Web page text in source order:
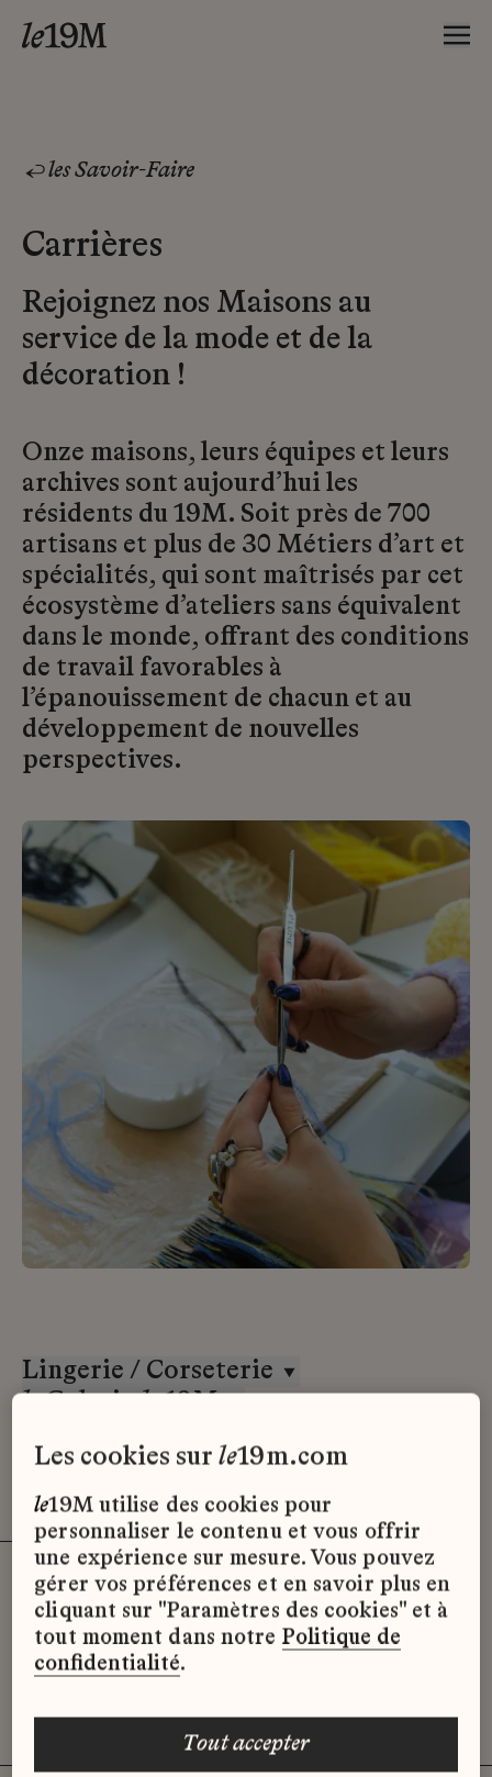
les Savoir-Faire
Carrières
Rejoignez nos Maisons au
service de la mode et de la
décoration !
Onze maisons, leurs équipes et leurs
archives sont aujourd’hui les
résidents du 19M. Soit près de 700
artisans et plus de 30 Métiers d’art et
spécialités, qui sont maîtrisés par cet
écosystème d’ateliers sans équivalent
dans le monde, offrant des conditions
de travail favorables à
l’épanouissement de chacun et au
développement de nouvelles
perspectives.
Lingerie / Corseterie
laGaleriedu19M
Désolé, il semble qu’il n’y ait pas
d’offres d’emploi disponibles pour le
moment.
les cookies surle19m.com
le19M utilise des cookies pour
personnaliser le contenu et vous offrir
une expérience sur mesure. Vous pouvez
gérer vos préférences et en savoir plus en
cliquant sur "Paramètres des cookies" et à
tout moment dans notre Politique de
confidentialité.
tout accepter